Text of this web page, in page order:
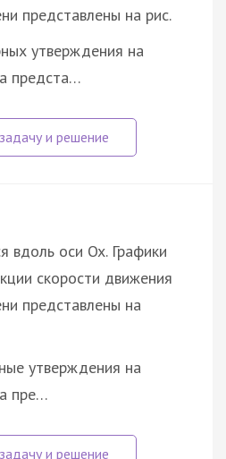
представлены на рис.
утверждения на
предста…
вдоль оси Ox. Графики
скорости движения
представлены на
утверждения на
пре…